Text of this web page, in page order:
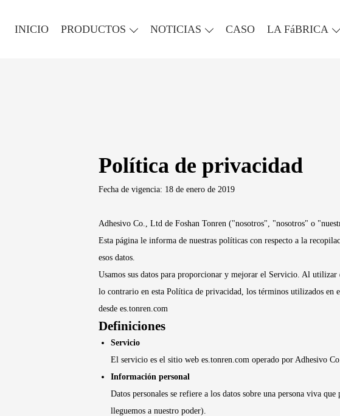
INICIO PRODUCTOS NOTICIAS CASO LA FáBRICA
Política de privacidad
Fecha de vigencia: 18 de enero de 2019
Adhesivo Co., Ltd de Foshan Tonren ("nosotros", "nosotros" o
Esta página le informa de nuestras políticas con respecto a la
esos datos.
Usamos sus datos para proporcionar y mejorar el Servicio. Al
lo contrario en esta Política de privacidad, los términos utilizados en
desde es.tonren.com
Definiciones
Servicio
El servicio es el sitio web es.tonren.com operado por Adhesivo
Información personal
Datos personales se refiere a los datos sobre una persona viva
lleguemos a nuestro poder).